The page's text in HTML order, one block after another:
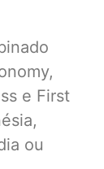
e First
ou